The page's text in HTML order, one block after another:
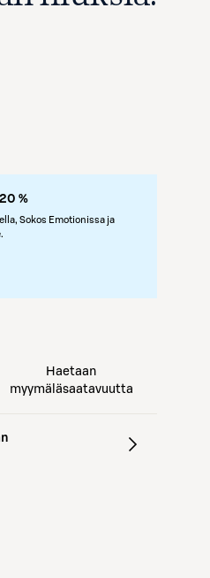
%
Sokos Emotionissa ja
Haetaan
myymäläsaatavuutta